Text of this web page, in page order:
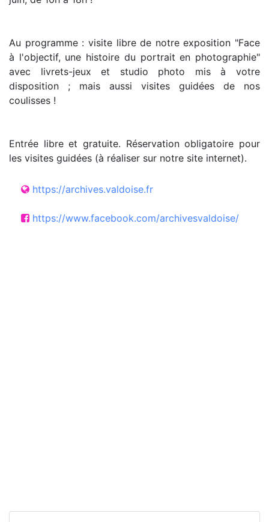
Au programme : visite libre de notre exposition "Face
à l'objectif, une histoire du portrait en photographie"
avec livrets-jeux et studio photo mis à votre
disposition ; mais aussi visites guidées de nos
coulisses !
Entrée libre et gratuite. Réservation obligatoire pour
les visites guidées (à réaliser sur notre site internet).
https://archives.valdoise.fr
https://www.facebook.com/archivesvaldoise/